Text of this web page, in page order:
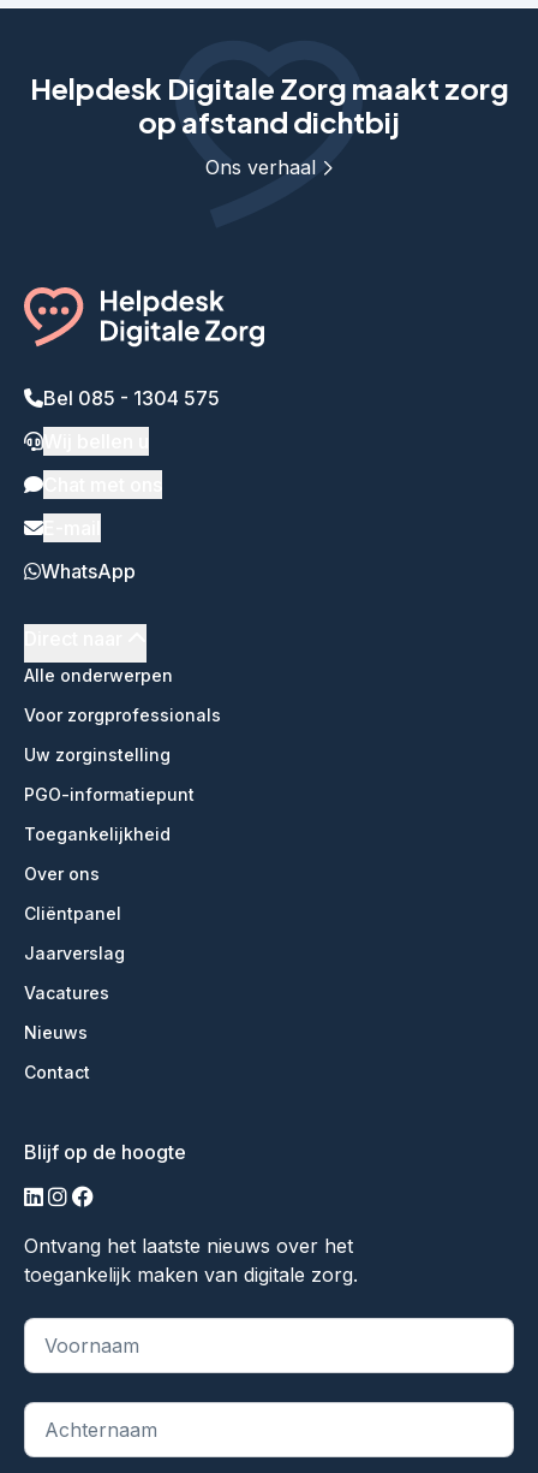
Helpdesk Digitale Zorg maakt zorg
op afstand dichtbij
Ons verhaal
Bel 085 - 1304 575
WhatsApp
Alle onderwerpen
Voor zorgprofessionals
Uw zorginstelling
PGO-informatiepunt
Toegankelijkheid
Over ons
Cliëntpanel
Jaarverslag
Vacatures
Nieuws
Contact
Blijf op de hoogte
linkedin
instagram
facebook
Ontvang het laatste nieuws over het
toegankelijk maken van digitale zorg.
"*" geeft vereiste velden aan